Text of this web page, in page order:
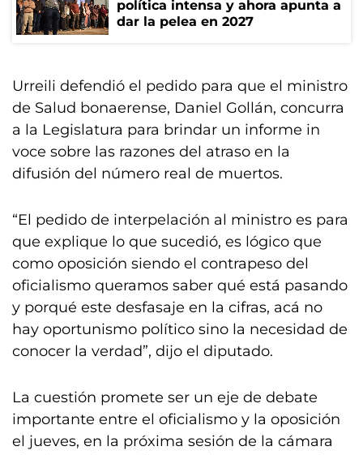
política intensa y ahora apunta a
dar la pelea en 2027
Urreili defendió el pedido para que el ministro
de Salud bonaerense, Daniel Gollán, concurra
a la Legislatura para brindar un informe in
voce sobre las razones del atraso en la
difusión del número real de muertos.
“El pedido de interpelación al ministro es para
que explique lo que sucedió, es lógico que
como oposición siendo el contrapeso del
oficialismo queramos saber qué está pasando
y porqué este desfasaje en la cifras, acá no
hay oportunismo político sino la necesidad de
conocer la verdad”, dijo el diputado.
La cuestión promete ser un eje de debate
importante entre el oficialismo y la oposición
el jueves, en la próxima sesión de la cámara